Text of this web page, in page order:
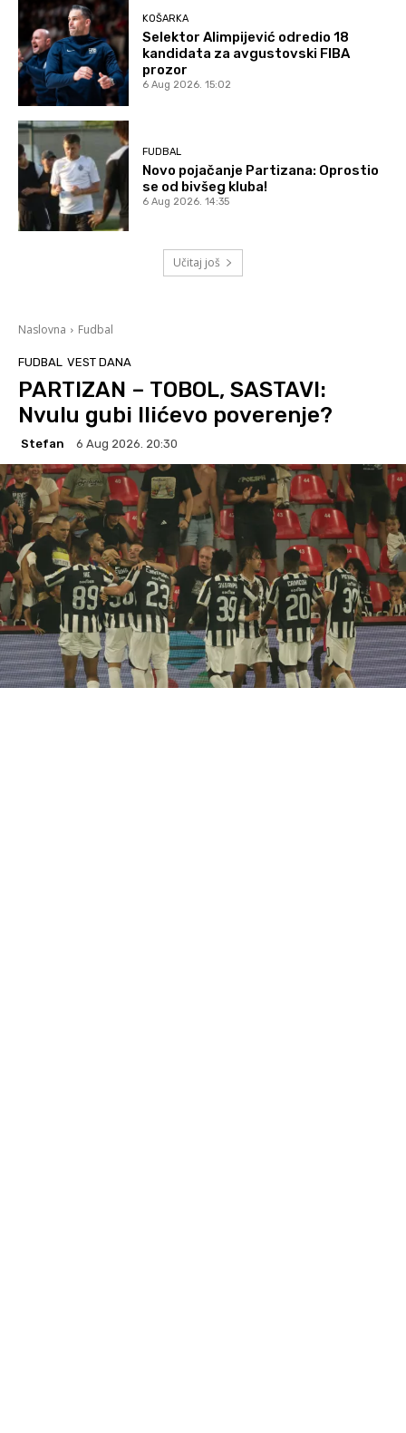
KOŠARKA
Selektor Alimpijević odredio 18
kandidata za avgustovski FIBA
prozor
6 Aug 2026. 15:02
FUDBAL
Novo pojačanje Partizana: Oprostio
se od bivšeg kluba!
6 Aug 2026. 14:35
Učitaj još